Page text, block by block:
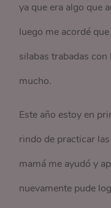
ya que era algo que
luego me acordé
silabas trabadas
mucho.
Este año estoy en
rindo de practicar
mamá me ayudó y
nuevamente pude